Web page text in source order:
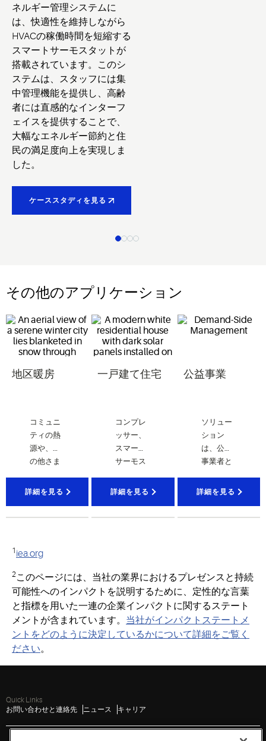
ネルギー管理システムに
は、快適性を維持しながら
HVACの稼働時間を短縮する
スマートサーモスタットが
搭載されています。このシ
ステムは、スタッフには集
中管理機能を提供し、高齢
者には直感的なインターフ
ェイスを提供することで、
大幅なエネルギー節約と住
民の満足度向上を実現しま
した。
ケーススタディを見る
その他のアプリケーション
地区暖房
コミュニ
ティの熱
源や、
の他さま
途に利用
ートポン
ーション
詳細を見る
一戸建て住宅
コンプレ
ッサー、
スマート
サーモス
信頼性の
は、高度
な電化を
通じてカ
ーボンフ
ットプリ
性、持続
詳細を見る
公益事業
ソリュー
ション
は、公益
事業者と
がエネル
済的なメ
リットを
享受でき
るよう支
援します
詳細を見る
1 iea.org
2 このページには、当社の業界におけるプレゼンスと持続
可能性へのインパクトを説明するために、定性的な言葉
と指標を用いた一連の企業インパクトに関するステート
メントが含まれています。 当社がインパクトステートメ
ントをどのように決定しているかについて詳細をご覧く
ださい。
Quick Links
お問い合わせと連絡先
ニュース キャリア